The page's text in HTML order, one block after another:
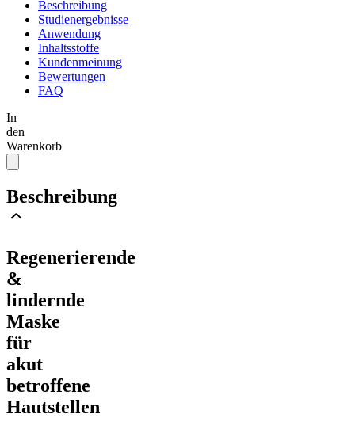
Beschreibung
Studienergebnisse
Anwendung
Inhaltsstoffe
Kundenmeinung
Bewertungen
FAQ
In
den
Warenkorb
Beschreibung
Regenerierende
&
lindernde
Maske
für
akut
betroffene
Hautstellen